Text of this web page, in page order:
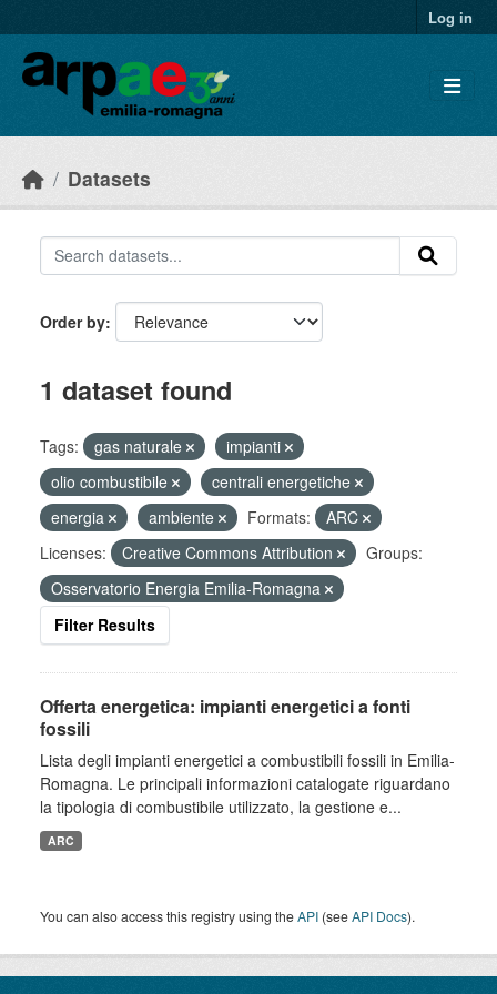
Log in
Datasets
Order by
1 dataset found
Tags: gas naturale
impianti
olio combustibile
centrali energetiche
energia
ambiente Formats:
ARC
Licenses:
Creative Commons Attribution
Groups:
Osservatorio Energia Emilia-Romagna
Filter Results
Offerta energetica: impianti energetici a fonti
fossili
Lista degli impianti energetici a combustibili fossili in Emilia-
Romagna. Le principali informazioni catalogate riguardano
la tipologia di combustibile utilizzato, la gestione e...
ARC
You can also access this registry using theAPI (seeAPI Docs).